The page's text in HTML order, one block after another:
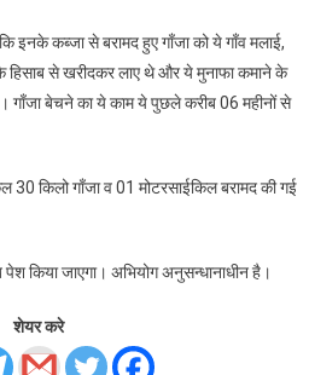
इनके कब्जा से बरामद हुए गाँजा को ये गाँव मलाई,
हिसाब से खरीदकर लाए थे और ये मुनाफा कमाने के
गाँजा बेचने का ये काम ये पुछले करीब 06 महीनों से
30 किलो गाँजा व 01 मोटरसाईकिल बरामद की गई
किया जाएगा। अभियोग अनुसन्धानाधीन है।
शेयर करे